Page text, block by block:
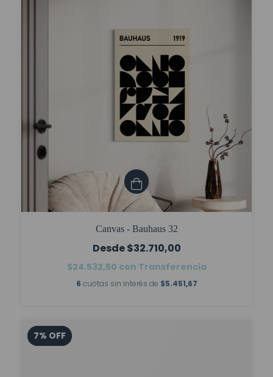
Canvas - Bauhaus 32
$32.710,00
$24.532,50 con Transferencia
6 cuotas sin interés de $5.451,67
7% OFF